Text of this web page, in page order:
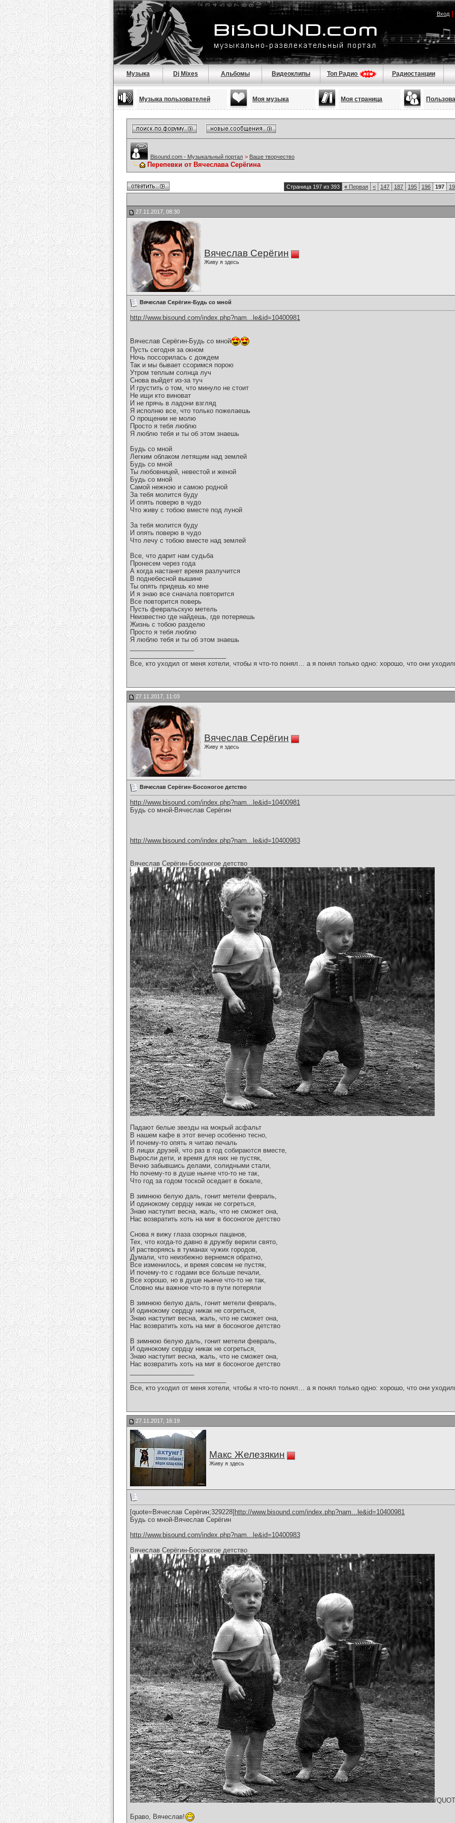
Вход|
Музыка Dj Mixes Альбомы Видеоклипы Топ Радио Радиостанции
Музыка пользователей Моя музыка Моя страница
Bisound.com - Музыкальный портал > Ваше творчество
Перепевки от Вячеслава Серёгина
Страница 197 из 393 « Первая < 147 187 195 196 197
27.11.2017, 08:30
Вячеслав Серёгин
Живу я здесь
Вячеслав Серёгин-Будь со мной
http://www.bisound.com/index.php?nam...le&id=10400981
Вячеслав Серёгин-Будь со мной
Пусть сегодня за окном
Ночь поссорилась с дождем
Так и мы бывает ссоримся порою
Утром теплым солнца луч
Снова выйдет из-за туч
И грустить о том, что минуло не стоит
Не ищи кто виноват
И не прячь в ладони взгляд
Я исполню все, что только пожелаешь
О прощении не молю
Просто я тебя люблю
Я люблю тебя и ты об этом знаешь
Будь со мной
Легким облаком летящим над землей
Будь со мной
Ты любовницей, невестой и женой
Будь со мной
Самой нежною и самою родной
За тебя молится буду
И опять поверю в чудо
Что живу с тобою вместе под луной
За тебя молится буду
И опять поверю в чудо
Что лечу с тобою вместе над землей
Все, что дарит нам судьба
Пронесем через года
А когда настанет время разлучится
В поднебесной вышине
Ты опять придешь ко мне
И я знаю все сначала повторится
Все повторится поверь
Пусть февральскую метель
Неизвестно где найдешь, где потеряешь
Жизнь с тобою разделю
Просто я тебя люблю
Я люблю тебя и ты об этом знаешь
Все, кто уходил от меня хотели, чтобы я что-то понял… а я понял только одно: хорошо, что они
27.11.2017, 11:03
Вячеслав Серёгин
Живу я здесь
Вячеслав Серёгин-Босоногое детство
http://www.bisound.com/index.php?nam...le&id=10400981
Будь со мной-Вячеслав Серёгин
http://www.bisound.com/index.php?nam...le&id=10400983
Вячеслав Серёгин-Босоногое детство
Падают белые звезды на мокрый асфальт
В нашем кафе в этот вечер особенно тесно,
И почему-то опять я читаю печаль
В лицах друзей, что раз в год собираются вместе,
Выросли дети, и время для них не пустяк,
Вечно забывшись делами, солидными стали,
Но почему-то в душе нынче что-то не так,
Что год за годом тоской оседает в бокале,
В зимнюю белую даль, гонит метели февраль,
И одинокому сердцу никак не согреться,
Знаю наступит весна, жаль, что не сможет она,
Нас возвратить хоть на миг в босоногое детство
Снова я вижу глаза озорных пацанов,
Тех, что когда-то давно в дружбу верили свято,
И растворяясь в туманах чужих городов,
Думали, что неизбежно вернемся обратно,
Все изменилось, и время совсем не пустяк,
И почему-то с годами все больше печали,
Все хорошо, но в душе нынче что-то не так,
Словно мы важное что-то в пути потеряли
В зимнюю белую даль, гонит метели февраль,
И одинокому сердцу никак не согреться,
Знаю наступит весна, жаль, что не сможет она,
Нас возвратить хоть на миг в босоногое детство
В зимнюю белую даль, гонит метели февраль,
И одинокому сердцу никак не согреться,
Знаю наступит весна, жаль, что не сможет она,
Нас возвратить хоть на миг в босоногое детство
Все, кто уходил от меня хотели, чтобы я что-то понял… а я понял только одно: хорошо, что они
27.11.2017, 16:19
Макс Железякин
Живу я здесь
[quote=Вячеслав Серёгин;329228] http://www.bisound.com/index.php?nam...le&id=10400981
Будь со мной-Вячеслав Серёгин
http://www.bisound.com/index.php?nam...le&id=10400983
Вячеслав Серёгин-Босоногое детство
/
Браво, Вячеслав!